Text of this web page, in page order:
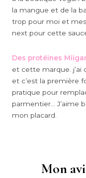
la mangue et de la
trop pour moi et
next pour cette
Des protéines
et cette marque. j’ai
et c’est la première
pratique pour
parmentier… J’aime
mon placard.
Mon